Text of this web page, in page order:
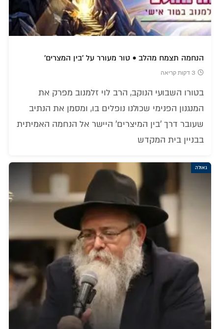
הנחמה תצמח מהלב • טור מעורר על 'בין המצרים'
3 דקות קריאה
בטורו השבועי הנוקב, הרב לוי זלמנוב מפרק את
המנגנון הפנימי שכולנו נופלים בו, ומסמן את הנתיב
שעובר דרך 'בין המיצרים' היישר אל הנחמה האמיתית
בבניין בית המקדש
גאולה